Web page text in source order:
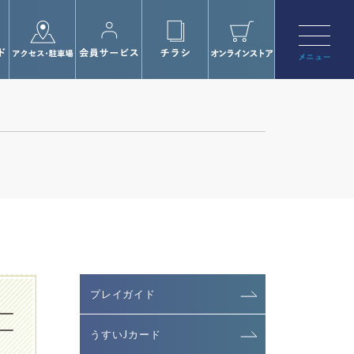
プレイガイド
うすいJカード